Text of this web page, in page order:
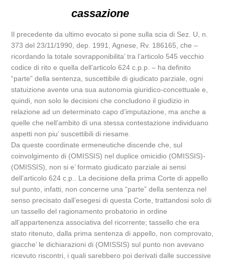
cassazione
Il precedente da ultimo evocato si pone sulla scia di Sez. U, n.
373 del 23/11/1990, dep. 1991, Agnese, Rv. 186165, che –
ricordando la totale sovrapponibilita’ tra l’articolo 545 vecchio
codice di rito e quella dell’articolo 624 c.p.p. – ha definito
“parte” della sentenza, suscettibile di giudicato parziale, ogni
statuizione avente una sua autonomia giuridico-concettuale e,
quindi, non solo le decisioni che concludono il giudizio in
relazione ad un determinato capo d’imputazione, ma anche a
quelle che nell’ambito di una stessa contestazione individuano
aspetti non piu’ suscettibili di riesame.
Da queste coordinate ermeneutiche discende che, sul
coinvolgimento di (OMISSIS) nel duplice omicidio (OMISSIS)-
(OMISSIS), non si e’ formato giudicato parziale ai sensi
dell’articolo 624 c.p.. La decisione della prima Corte di appello
sul punto, infatti, non concerne una “parte” della sentenza nel
senso precisato dall’esegesi di questa Corte, trattandosi solo di
un tassello del ragionamento probatorio in ordine
all’appartenenza associativa del ricorrente; tassello che era
stato ritenuto, dalla prima sentenza di appello, non comprovato,
giacche’ le dichiarazioni di (OMISSIS) sul punto non avevano
ricevuto riscontri, i quali sarebbero poi derivati dalle successive